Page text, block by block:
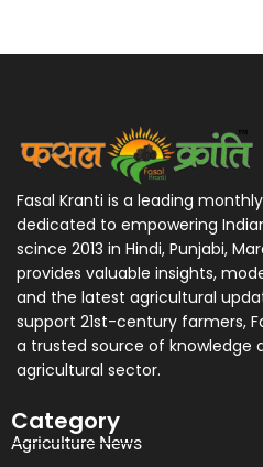
Fasal Kranti is a leading
dedicated to empowering
scince 2013 in Hindi, Punjabi,
provides valuable insights,
and the latest agricultural
support 21st-century farmers,
a trusted source of knowledge
agricultural sector.
Category
Agriculture News